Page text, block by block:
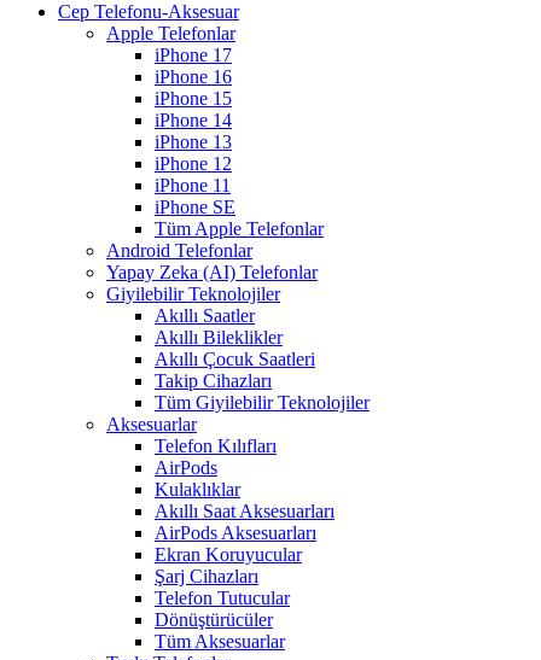
Cep Telefonu-Aksesuar
Apple Telefonlar
iPhone 17
iPhone 16
iPhone 15
iPhone 14
iPhone 13
iPhone 12
iPhone 11
iPhone SE
Tüm Apple Telefonlar
Android Telefonlar
Yapay Zeka (AI) Telefonlar
Giyilebilir Teknolojiler
Akıllı Saatler
Akıllı Bileklikler
Akıllı Çocuk Saatleri
Takip Cihazları
Tüm Giyilebilir Teknolojiler
Aksesuarlar
Telefon Kılıfları
AirPods
Kulaklıklar
Akıllı Saat Aksesuarları
AirPods Aksesuarları
Ekran Koruyucular
Şarj Cihazları
Telefon Tutucular
Dönüştürücüler
Tüm Aksesuarlar